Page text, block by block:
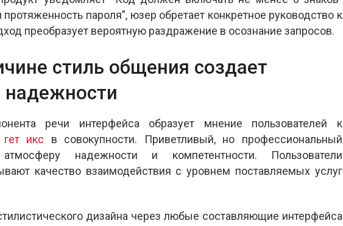
пароля”, юзер обретает конкретное руководство к
преобразует вероятную раздражение в осознание запросов.
стиль общения создает
надежности
речи интерфейса образует мнение пользователей к
гет икс в совокупности. Приветливый, но профессиональный
надежности и компетентности. Пользователи
качество взаимодействия с уровнем поставляемых услуг
дизайна через любые составляющие интерфейса